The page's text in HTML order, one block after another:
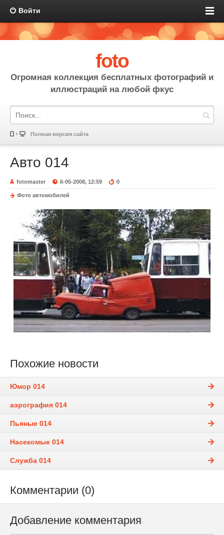
Войти
foto
Огромная коллекция бесплатных фотографий и
иллюстраций на любой фкус
Полная версия сайта
Авто 014
fotomaster 6-05-2008, 12:59 0
Фото автомобилей
Похожие новости
Юмор 014
аэрография 014
Пьяные 014
Насекомые 014
Служба 014
Комментарии (0)
Добавление комментария